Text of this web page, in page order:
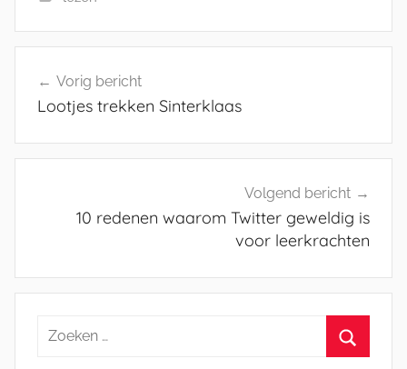
navigatie
Vorig bericht
Lootjes trekken Sinterklaas
Volgend bericht
10 redenen waarom Twitter geweldig is
voor leerkrachten
Zoeken